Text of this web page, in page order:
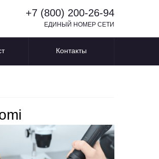
+7 (800) 200-26-94
ЕДИНЫЙ НОМЕР СЕТИ
Контакты